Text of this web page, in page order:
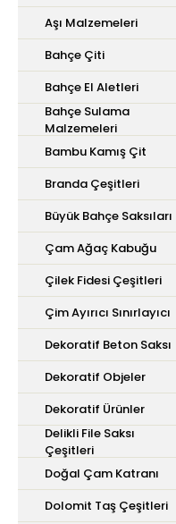
Aşı Malzemeleri
Bahçe Çiti
Bahçe El Aletleri
Bahçe Sulama
Malzemeleri
Bambu Kamış Çit
Branda Çeşitleri
Büyük Bahçe Saksıları
Çam Ağaç Kabuğu
Çilek Fidesi Çeşitleri
Çim Ayırıcı Sınırlayıcı
Dekoratif Beton Saksı
Dekoratif Objeler
Dekoratif Ürünler
Delikli File Saksı
Çeşitleri
Doğal Çam Katranı
Dolomit Taş Çeşitleri